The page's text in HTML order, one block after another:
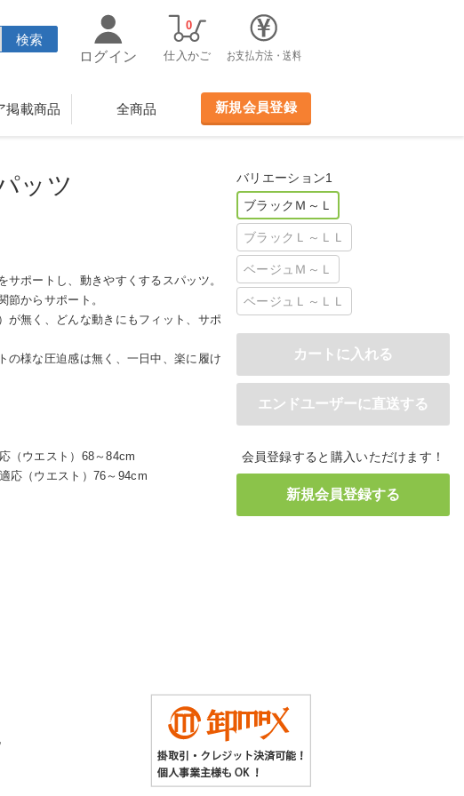
検索
ログイン
仕入かご
0
お支払方法・送料
掲載商品 全商品 新規会員登録
バリエーション1
ブラックＭ～Ｌ
ブラックＬ～ＬＬ
ベージュＭ～Ｌ
ベージュＬ～ＬＬ
会員登録すると購入いただけます！
ッ ツ
ポートし、動きやすくするスパッツ。
節からサポート。
が無く、どんな動きにもフィット、サポ
の様な圧迫感は無く、一日中、楽に履け
（ウエスト）68～84cm
応（ウエスト）76～94cm